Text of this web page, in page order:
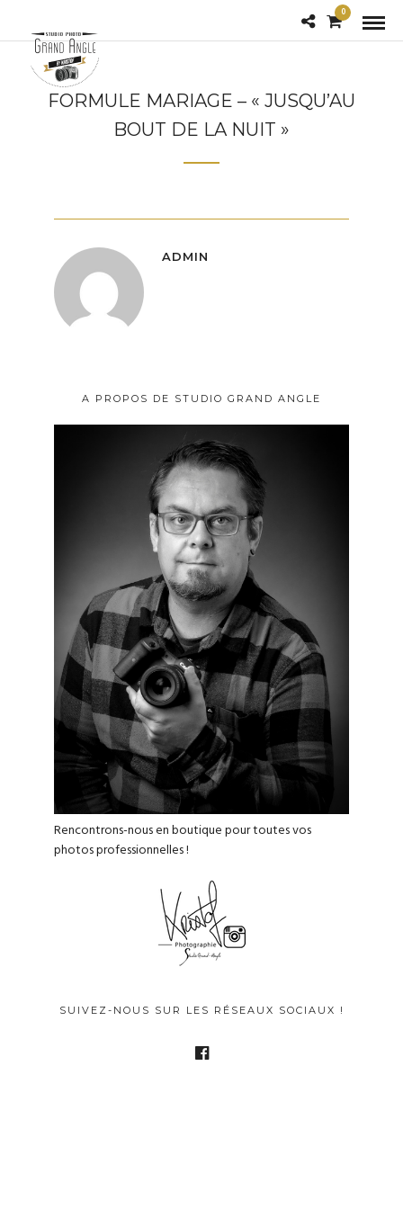
0
FORMULE MARIAGE – « JUSQU’AU
BOUT DE LA NUIT »
ADMIN
A PROPOS DE STUDIO GRAND ANGLE
Rencontrons-nous en boutique pour toutes vos
photos professionnelles !
SUIVEZ-NOUS SUR LES RÉSEAUX SOCIAUX !